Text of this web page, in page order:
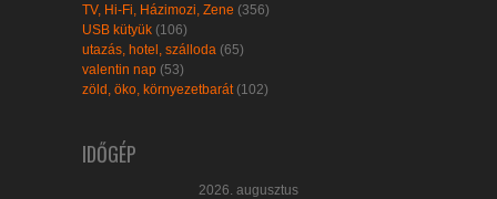
TV, Hi-Fi, Házimozi, Zene (356)
USB kütyük (106)
utazás, hotel, szálloda (65)
valentin nap (53)
zöld, öko, környezetbarát(102)
IDŐGÉP
2026. augusztus